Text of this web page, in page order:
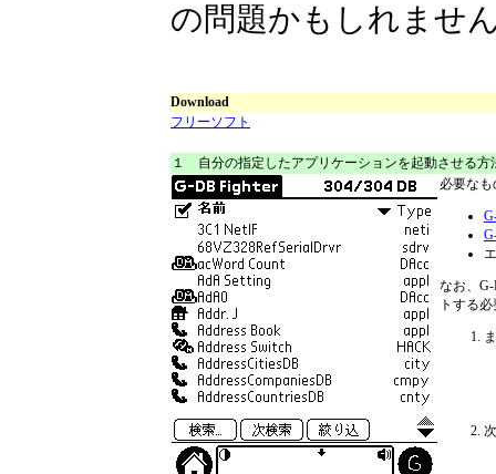
の問題かもしれませ
Download
フリーソフト
１ 自分の指定したアプリケーションを起動させる方
必要なも
なお、
トする